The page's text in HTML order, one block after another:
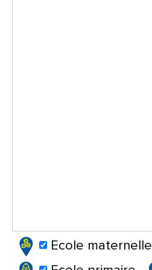
Ecole maternelle